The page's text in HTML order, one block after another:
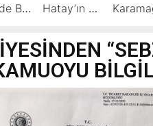
MKÜ’de BAP ve TÜBİTAK 1001 Projeleri Masaya Yatırıldı Hatay’ın Deniz ve Sahillerini Kirleten Tesislere Ceza Yağdı!